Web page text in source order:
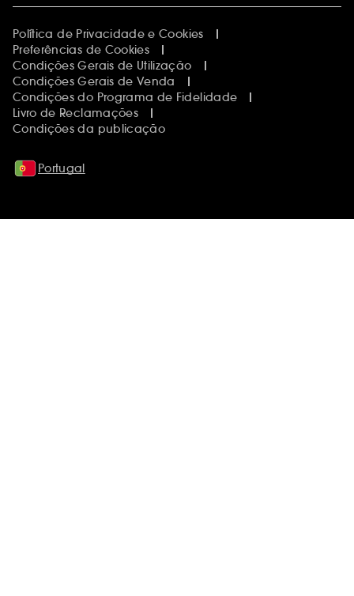
Política de Privacidade e Cookies
Preferências de Cookies
Condições Gerais de Utilização
Condições Gerais de Venda
Condições do Programa de Fidelidade
Livro de Reclamações
Condições da publicação
Portugal